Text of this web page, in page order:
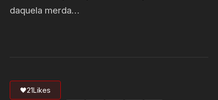
daquela merda…
🖤21Likes